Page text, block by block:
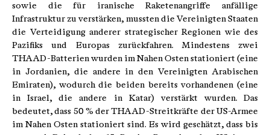
sowie die für iranische Raketenangriffe anfällige
Infrastruktur zu verstärken, mussten die Vereinigten Staaten
die Verteidigung anderer strategischer Regionen wie des
Pazifiks und Europas zurückfahren. Mindestens zwei
THAAD-Batterien wurden im Nahen Osten stationiert (eine
in Jordanien, die andere in den Vereinigten Arabischen
Emiraten), wodurch die beiden bereits vorhandenen (eine
in Israel, die andere in Katar) verstärkt wurden. Das
bedeutet, dass 50 % der THAAD-Streitkräfte der US-Armee
im Nahen Osten stationiert sind. Es wird geschätzt, dass bis